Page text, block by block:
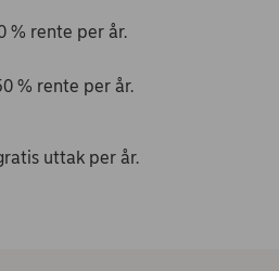
% rente per år.
% rente per år.
uttak per år.